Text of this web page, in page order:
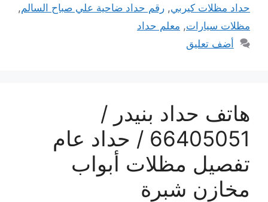
حداد مظلات كيربي, رقم حداد ضاحية علي صباح السالم,
مظلات سيارات, معلم حداد
أضف تعليق
هاتف حداد بنيدر /
66405051 / حداد عام
تفصيل مظلات أبواب
مخازن شبرة